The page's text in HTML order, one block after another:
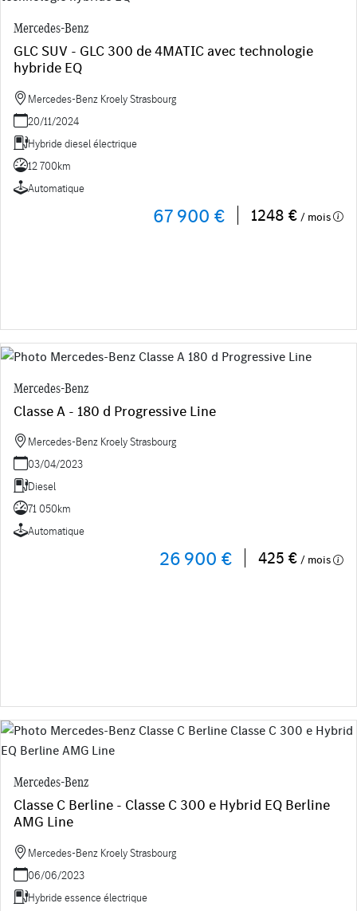
Mercedes-Benz
GLC SUV - GLC 300 de 4MATIC avec technologie
hybride EQ
Mercedes-Benz Kroely Strasbourg
20/11/2024
Hybride diesel électrique
12 700km
Automatique
67 900 € 1248 € / mois
Mercedes-Benz
Classe A - 180 d Progressive Line
Mercedes-Benz Kroely Strasbourg
03/04/2023
Diesel
71 050km
Automatique
26 900 € 425 € / mois
Mercedes-Benz
Classe C Berline - Classe C 300 e Hybrid EQ Berline
AMG Line
Mercedes-Benz Kroely Strasbourg
06/06/2023
Hybride essence électrique